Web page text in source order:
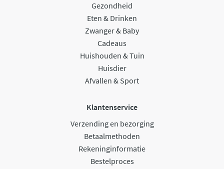
Gezondheid
Eten & Drinken
Zwanger & Baby
Cadeaus
Huishouden & Tuin
Huisdier
Afvallen & Sport
Klantenservice
Verzending en bezorging
Betaalmethoden
Rekeninginformatie
Bestelproces